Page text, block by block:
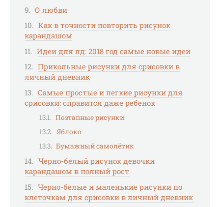
О любви
Как в точности повторить рисунок
карандашом
Идеи для лд: 2018 год самые новые идеи
Прикольные рисунки для срисовки в
личный дневник
Самые простые и легкие рисунки для
срисовки: справится даже ребенок
Поэтапные рисунки
Яблоко
Бумажный самолётик
Черно-белый рисунок девочки
карандашом в полный рост
Черно-белые и маленькие рисунки по
клеточкам для срисовки в личный дневник